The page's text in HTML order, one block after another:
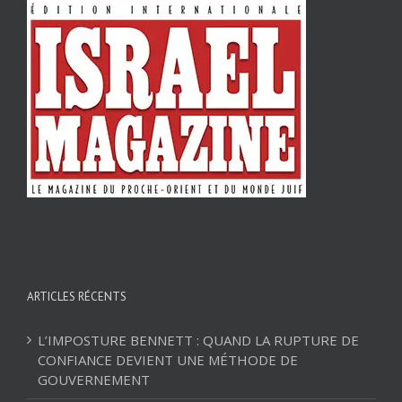
ARTICLES RÉCENTS
L’IMPOSTURE BENNETT : QUAND LA RUPTURE DE
CONFIANCE DEVIENT UNE MÉTHODE DE
GOUVERNEMENT